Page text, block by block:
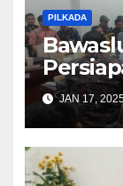
PILKADA
JAN 17,